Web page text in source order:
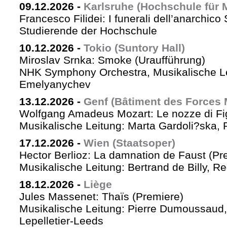
09.12.2026 - Karlsruhe (Hochschule für
Francesco Filidei: I funerali dell’anarchico
Studierende der Hochschule
10.12.2026 - Tokio (Suntory Hall)
Miroslav Srnka: Smoke (Uraufführung)
NHK Symphony Orchestra, Musikalische
Emelyanychev
13.12.2026 - Genf (Bâtiment des Forces
Wolfgang Amadeus Mozart: Le nozze di
Musikalische Leitung: Marta Gardoli?ska,
17.12.2026 - Wien (Staatsoper)
Hector Berlioz: La damnation de Faust
Musikalische Leitung: Bertrand de Billy,
18.12.2026 - Liège
Jules Massenet: Thaïs (Premiere)
Musikalische Leitung: Pierre
Lepelletier-Leeds